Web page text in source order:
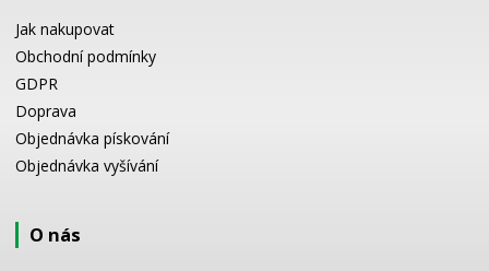
Jak nakupovat
Obchodní podmínky
GDPR
Doprava
Objednávka pískování
Objednávka vyšívání
O nás